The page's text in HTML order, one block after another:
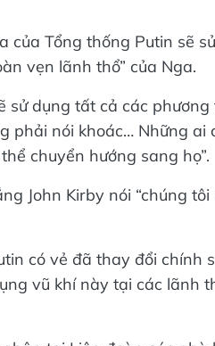
của Tổng thống Putin sẽ
vẹn lãnh thổ” của Nga.
sử dụng tất cả các
phải nói khoác… Những ai
chuyển hướng sang họ”.
John Kirby nói “chúng
có vẻ đã thay đổi chính
vũ khí này tại các lãnh